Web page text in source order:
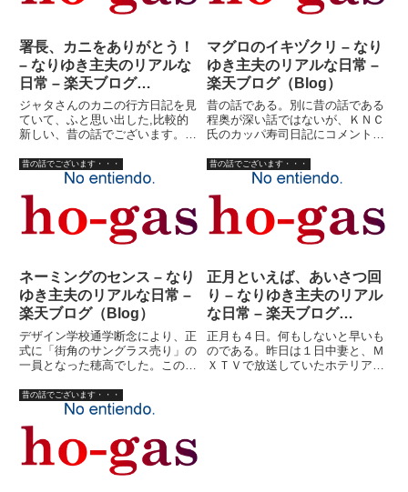
署長、カニをありがとう！
– なりゆき主夫のリアルな
日常 – 楽天ブログ
（Blog）
ジャタさんのカニの行方日記を見
ていて、ふと思い出した,比較的
新しい、昔の話でございます。お
る穂高ですが、私の妻はお巡りさ
んに迷惑かけられたことがありま
す。（自慢・・・でもないけど）
次女（実子）がまだ小さいころ
の...
マグロのイキヅクリ – なり
ゆき主夫のリアルな日常 –
楽天ブログ（Blog）
昔の話である。別に昔の話である
程奥が深い話ではないが、ＫＮＣ
氏のカッパ寿司日記にコメント書
る。以前、高田馬場に住んでい
た。学生時代からの友人も近所に
多く、しょっちゅう安い酒を飲ん
でいた。２０年くらい前だから、
居...
昔の話でございます・・・
ネーミングのセンス – なり
ゆき主夫のリアルな日常 –
楽天ブログ（Blog）
デザイン学校通学断念により、正
式に「街角のサングラス売り」の
一員となった穂高でした。この会
一応カタギの会社でありまして、
当時年商６億ほどあったそうで
す。（風の噂によると、その後負
債５０億とも聞きました
が・・・）...
昔の話でございます・・・
正月といえば、あいさつ回
り – なりゆき主夫のリアル
な日常 – 楽天ブログ
（Blog）
正月も４日。何もしないと早いも
のである。昨日は１日中妻と、Ｍ
ＸＴＶで放送していたホテリアー
昔の話でございます・・・